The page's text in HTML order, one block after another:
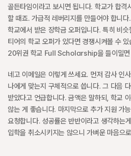
골든타임이라고 보시면 됩니다. 학교가 합격
할 때죠. 가급적 레버리지를 만들어야 합니
학교에서 받은 장학금 오퍼입니다. 특히 비
티어의 학교 오퍼가 있다면 경쟁시켜볼 수
20위권 학교 Full Scholarship을 들이밀면
네고 이메일은 이렇게 쓰세요. 먼저 감사 인
나에게 맞는지 구체적으로 씁니다. 그 다음
받았다고 언급합니다. 금액은 말하되, 학교
않는 게 좋습니다. 마지막으로 추가 지원 가
요청합니다. 성공률은 반반이라고 생각하는
입학을 취소시키지는 않으니 가벼운 마음으